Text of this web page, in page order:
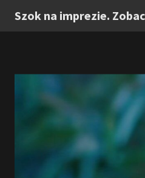
Szok na imprezie.